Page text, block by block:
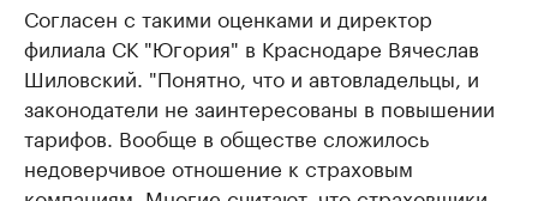
Согласен с такими оценками и директор
филиала СК "Югория" в Краснодаре Вячеслав
Шиловский. "Понятно, что и автовладельцы, и
законодатели не заинтересованы в повышении
тарифов. Вообще в обществе сложилось
недоверчивое отношение к страховым